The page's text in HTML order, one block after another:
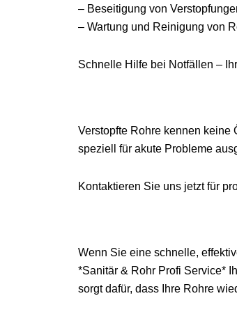
– Beseitigung von
– Wartung und Reinigung von
Schnelle Hilfe bei Notfällen –
Verstopfte Rohre kennen keine
speziell für akute Probleme
Kontaktieren Sie uns jetzt für
Wenn Sie eine schnelle,
*Sanitär & Rohr Profi Service*
sorgt dafür, dass Ihre Rohre